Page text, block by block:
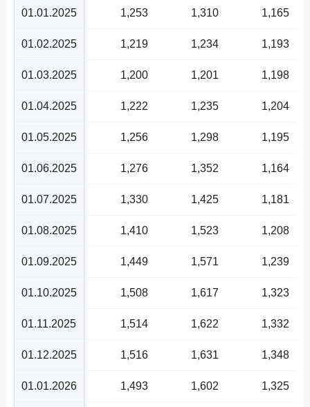
01.01.2025 1,253 1,310 1,165
01.02.2025 1,219 1,234 1,193
01.03.2025 1,200 1,201 1,198
01.04.2025 1,222 1,235 1,204
01.05.2025 1,256 1,298 1,195
01.06.2025 1,276 1,352 1,164
01.07.2025 1,330 1,425 1,181
01.08.2025 1,410 1,523 1,208
01.09.2025 1,449 1,571 1,239
01.10.2025 1,508 1,617 1,323
01.11.2025 1,514 1,622 1,332
01.12.2025 1,516 1,631 1,348
01.01.2026 1,493 1,602 1,325